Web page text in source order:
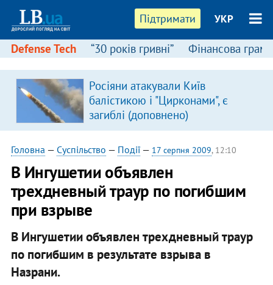
Підтримати УКР
Defense Tech “30 років гривні” Фінансова
Росіяни атакували Київ
балістикою і "Цирконами", є
загиблі (доповнено)
Головна — Суспільство — Події— 17 серпня 2009, 12:10
В Ингушетии объявлен
трехдневный траур по погибшим
при взрыве
В Ингушетии объявлен трехдневный траур
по погибшим в результате взрыва в
Назрани.